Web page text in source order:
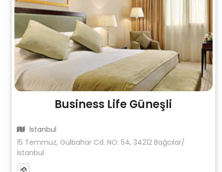
Business Life Güneşli
İstanbul
15 Temmuz, Gülbahar Cd. NO: 54, 34212 Bağcılar/
İstanbul